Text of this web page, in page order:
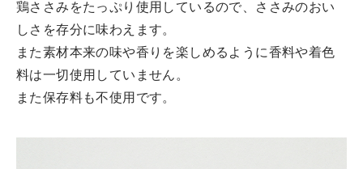
鶏ささみをたっぷり使用しているので、ささみのおい
しさを存分に味わえます。
また素材本来の味や香りを楽しめるように香料や着色
料は一切使用していません。
また保存料も不使用です。